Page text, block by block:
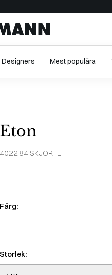
Designers Mest populära
Eton
4022 84 SKJORTE
Färg:
Storlek: